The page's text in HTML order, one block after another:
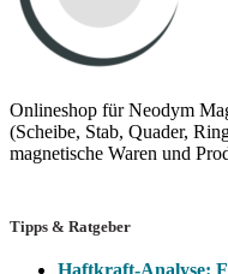
Onlineshop für Neodym
(Scheibe, Stab, Quader,
magnetische Waren und
Tipps & Ratgeber
Haftkraft-Analyse: